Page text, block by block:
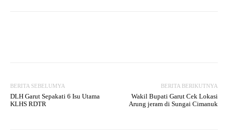
BERITA SEBELUMYA
DLH Garut Sepakati 6 Isu Utama
KLHS RDTR
BERITA BERIKUTNYA
Wakil Bupati Garut Cek Lokasi
Arung jeram di Sungai Cimanuk